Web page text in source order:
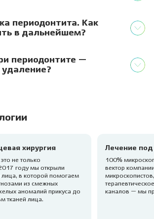
периодонтита. Как
в дальнейшем?
периодонтите —
хирургия
не только
году мы открыли
лица, в которой помогаем
из смежных
аномалий прикуса до
тканей лица.
Лечение
100%
вектор
каналов — мы